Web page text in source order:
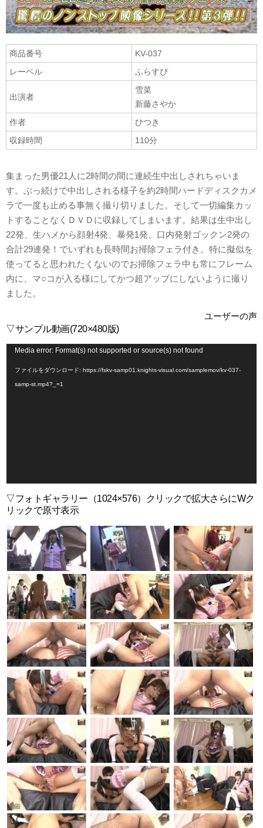
商品番号
KV-037
レーベル
ふらすぴ
出演者
雪菜
新藤さやか
作者
ひつき
収録時間
110分
集まった男優21人に2時間の間に連続生中出しされちゃいま
す。ぶっ続けで中出しされる様子を約2時間ハードディスクカメ
ラで一度も止める事無く撮り切りました。そして一切編集カッ
トすることなくＤＶＤに収録してしまいます。結果は生中出し
22発、生ハメから顔射4発、暴発1発、口内発射ゴックン2発の
合計29連発！でいずれも長時間お掃除フェラ付き。特に擬似を
使ってると思われたくないのでお掃除フェラ中も常にフレーム
内に、マ○コが入る様にしてかつ超アップにしないように撮り
ました。
ユーザーの声
▽サンプル動画(720×480版)
Media error: Format(s) not supported or source(s) not found
ファイルをダウンロード: https://fskv-samp01.knights-visual.com/samplemov/kv-037-
samp-st.mp4?_=1
▽フォトギャラリー（1024×576）クリックで拡大さらにWク
リックで原寸表示